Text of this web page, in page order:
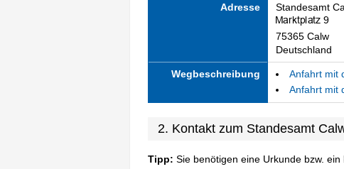
Adresse Standesamt
75365 Calw
Deutschland
Wegbeschreibung
Anfahrt mit
Anfahrt mit
2. Kontakt zum Standesamt
Tipp: Sie benötigen eine Urkunde bzw.